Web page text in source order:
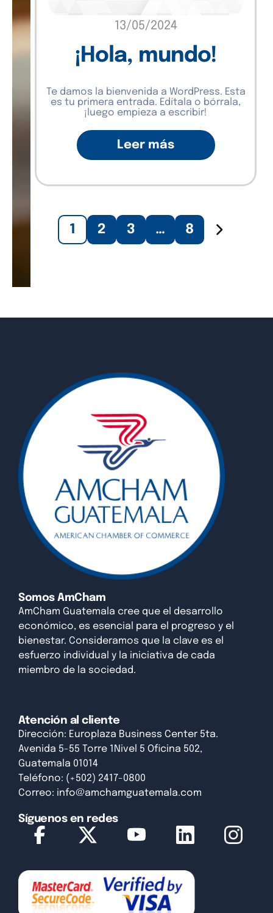
13/05/2024
¡Hola, mundo!
Te damos la bienvenida a WordPress. Esta
es tu primera entrada. Edítala o bórrala,
¡luego empieza a escribir!
Leer más
1 2 3 … 8
Somos AmCham
AmCham Guatemala cree que el desarrollo
económico, es esencial para el progreso y el
bienestar. Consideramos que la clave es el
esfuerzo individual y la iniciativa de cada
miembro de la sociedad.
Atención al cliente
Dirección: Europlaza Business Center 5ta.
Avenida 5-55 Torre 1Nivel 5 Oficina 502,
Guatemala 01014
Teléfono: (+502) 2417-0800
Correo: info@amchamguatemala.com
Síguenos en redes